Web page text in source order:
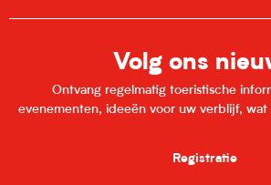
Volg ons
Ontvang regelmatig toeristische
evenementen, ideeën voor uw verblijf, wat
Registratie